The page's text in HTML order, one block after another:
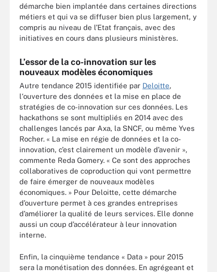
démarche bien implantée dans certaines directions
métiers et qui va se diffuser bien plus largement, y
compris au niveau de l’Etat français, avec des
initiatives en cours dans plusieurs ministères.
L’essor de la co-innovation sur les
nouveaux modèles économiques
Autre tendance 2015 identifiée par Deloitte,
l‘ouverture des données et la mise en place de
stratégies de co-innovation sur ces données. Les
hackathons se sont multipliés en 2014 avec des
challenges lancés par Axa, la SNCF, ou même Yves
Rocher. « La mise en régie de données et la co-
innovation, c’est clairement un modèle d’avenir »,
commente Reda Gomery. « Ce sont des approches
collaboratives de coproduction qui vont permettre
de faire émerger de nouveaux modèles
économiques. » Pour Deloitte, cette démarche
d’ouverture permet à ces grandes entreprises
d’améliorer la qualité de leurs services. Elle donne
aussi un coup d’accélérateur à leur innovation
interne.
Enfin, la cinquième tendance « Data » pour 2015
sera la monétisation des données. En agrégeant et